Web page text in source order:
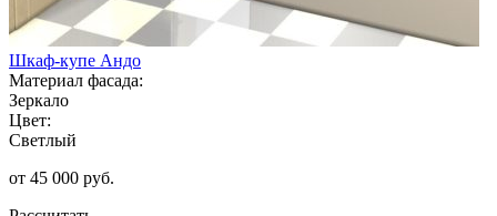
Шкаф-купе Андо
Материал фасада:
Зеркало
Цвет:
Светлый
от 45 000 руб.